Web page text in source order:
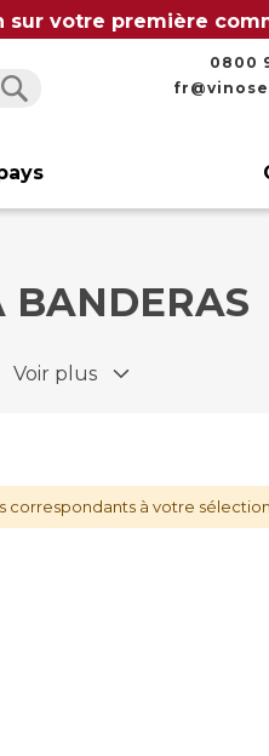
sur votre première
0800
BANDERAS
Voir plus
correspondants à votre sélection.